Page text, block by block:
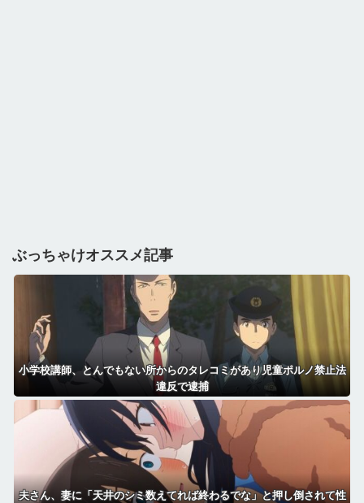
ぶっちゃけオススメ記事
小学校講師、とんでもない所からのタレコミがあり児童ポルノ禁止法
違反で逮捕
夫さん、妻に「天井のシミ数えてれば終わるでな」と押し倒されて性